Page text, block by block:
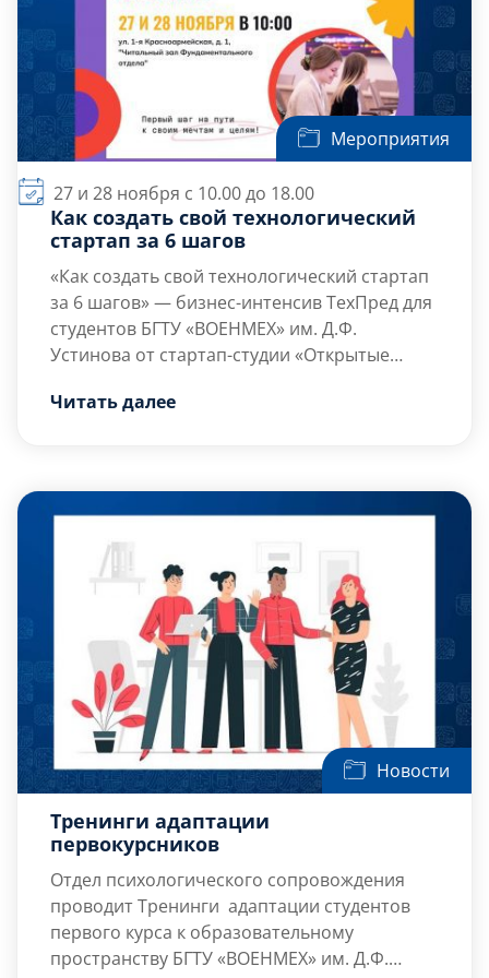
Мероприятия
27 и 28 ноября с 10.00 до 18.00
Как создать свой технологический
стартап за 6 шагов
«Как создать свой технологический стартап
за 6 шагов» — бизнес-интенсив ТехПред для
студентов БГТУ «ВОЕНМЕХ» им. Д.Ф.
Устинова от стартап-студии «Открытые
выводит научные разработки на рынок с
обучающиеся любых курсов, направлений и
уровней обучения.
Что будет на тренинге:
В […]
Читать далее
Новости
Тренинги адаптации
первокурсников
Отдел психологического сопровождения
проводит Тренинги адаптации студентов
первого курса к образовательному
пространству БГТУ «ВОЕНМЕХ» им. Д.Ф.